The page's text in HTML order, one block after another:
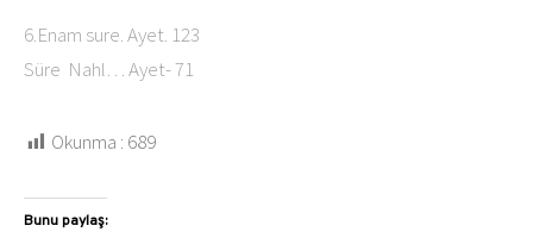
6.Enam sure. Ayet. 123
Süre Nahl… Ayet- 71
Okunma : 689
Bunu paylaş: